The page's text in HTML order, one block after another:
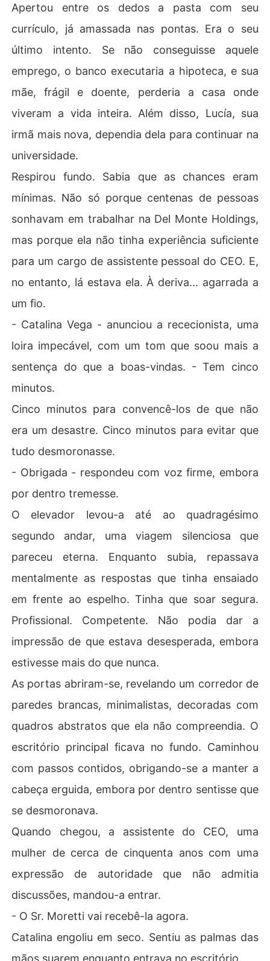
Apertou entre os dedos a pasta com seu
currículo, já amassada nas pontas. Era o seu
último intento. Se não conseguisse aquele
emprego, o banco executaria a hipoteca, e sua
mãe, frágil e doente, perderia a casa onde
viveram a vida inteira. Além disso, Lucía, sua
irmã mais nova, dependia dela para continuar na
universidade.
Respirou fundo. Sabia que as chances eram
mínimas. Não só porque centenas de pessoas
sonhavam em trabalhar na Del Monte Holdings,
mas porque ela não tinha experiência suficiente
para um cargo de assistente pessoal do CEO. E,
no entanto, lá estava ela. À deriva... agarrada a
um fio.
- Catalina Vega - anunciou a rececionista, uma
loira impecável, com um tom que soou mais a
sentença do que a boas-vindas. - Tem cinco
minutos.
Cinco minutos para convencê-los de que não
era um desastre. Cinco minutos para evitar que
tudo desmoronasse.
- Obrigada - respondeu com voz firme, embora
por dentro tremesse.
O elevador levou-a até ao quadragésimo
segundo andar, uma viagem silenciosa que
pareceu eterna. Enquanto subia, repassava
mentalmente as respostas que tinha ensaiado
em frente ao espelho. Tinha que soar segura.
Profissional. Competente. Não podia dar a
impressão de que estava desesperada, embora
estivesse mais do que nunca.
As portas abriram-se, revelando um corredor de
paredes brancas, minimalistas, decoradas com
quadros abstratos que ela não compreendia. O
escritório principal ficava no fundo. Caminhou
com passos contidos, obrigando-se a manter a
cabeça erguida, embora por dentro sentisse que
se desmoronava.
Quando chegou, a assistente do CEO, uma
mulher de cerca de cinquenta anos com uma
expressão de autoridade que não admitia
discussões, mandou-a entrar.
- O Sr. Moretti vai recebê-la agora.
Catalina engoliu em seco. Sentiu as palmas das
mãos suarem enquanto entrava no escritório.